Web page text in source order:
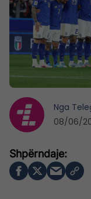
Nga
08/06/